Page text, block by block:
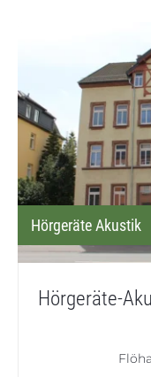
Hörgeräte Akustik
Hörgeräte-